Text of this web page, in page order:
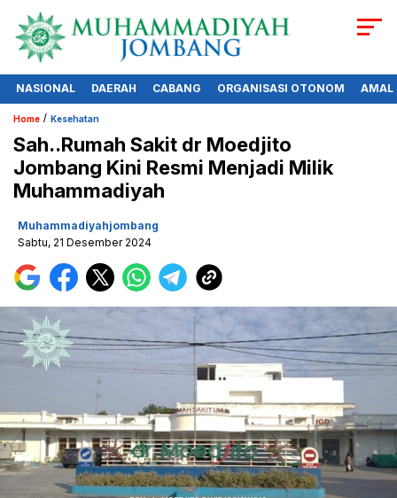
NASIONAL DAERAH CABANG ORGANISASI OTONOM AMAL
Home / Kesehatan
Sah..Rumah Sakit dr Moedjito
Jombang Kini Resmi Menjadi Milik
Muhammadiyah
Muhammadiyahjombang
Sabtu, 21 Desember 2024